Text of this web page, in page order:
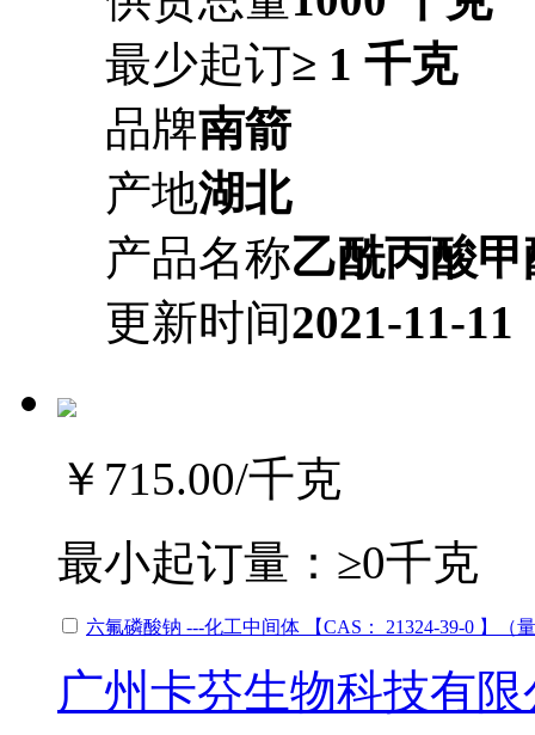
最少起订≥ 1 千克
品牌南箭
产地湖北
产品名称乙酰丙酸甲
更新时间2021-11-11
￥715.00/千克
最小起订量： ≥0千克
六氟磷酸钠 ---化工中间体 【CAS： 21324-39-0 】
广州卡芬生物科技有